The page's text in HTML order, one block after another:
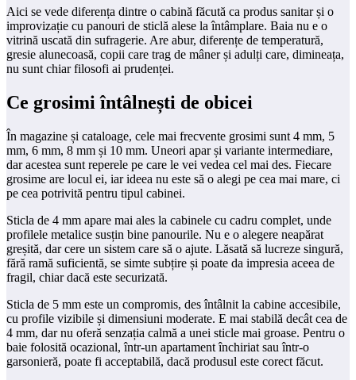
Aici se vede diferența dintre o cabină făcută ca produs sanitar și o
improvizație cu panouri de sticlă alese la întâmplare. Baia nu e o
vitrină uscată din sufragerie. Are abur, diferențe de temperatură,
gresie alunecoasă, copii care trag de mâner și adulți care, dimineața,
nu sunt chiar filosofi ai prudenței.
Ce grosimi întâlnești de obicei
În magazine și cataloage, cele mai frecvente grosimi sunt 4 mm, 5
mm, 6 mm, 8 mm și 10 mm. Uneori apar și variante intermediare,
dar acestea sunt reperele pe care le vei vedea cel mai des. Fiecare
grosime are locul ei, iar ideea nu este să o alegi pe cea mai mare, ci
pe cea potrivită pentru tipul cabinei.
Sticla de 4 mm apare mai ales la cabinele cu cadru complet, unde
profilele metalice susțin bine panourile. Nu e o alegere neapărat
greșită, dar cere un sistem care să o ajute. Lăsată să lucreze singură,
fără ramă suficientă, se simte subțire și poate da impresia aceea de
fragil, chiar dacă este securizată.
Sticla de 5 mm este un compromis, des întâlnit la cabine accesibile,
cu profile vizibile și dimensiuni moderate. E mai stabilă decât cea de
4 mm, dar nu oferă senzația calmă a unei sticle mai groase. Pentru o
baie folosită ocazional, într-un apartament închiriat sau într-o
garsonieră, poate fi acceptabilă, dacă produsul este corect făcut.